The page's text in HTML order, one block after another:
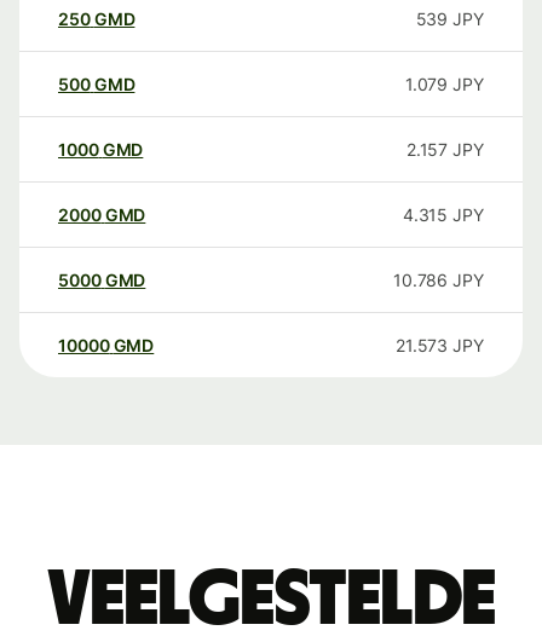
250GMD 539 JPY
500GMD 1.079 JPY
1000GMD 2.157 JPY
2000GMD 4.315 JPY
5000GMD 10.786 JPY
10000 GMD 21.573 JPY
Veelgestelde